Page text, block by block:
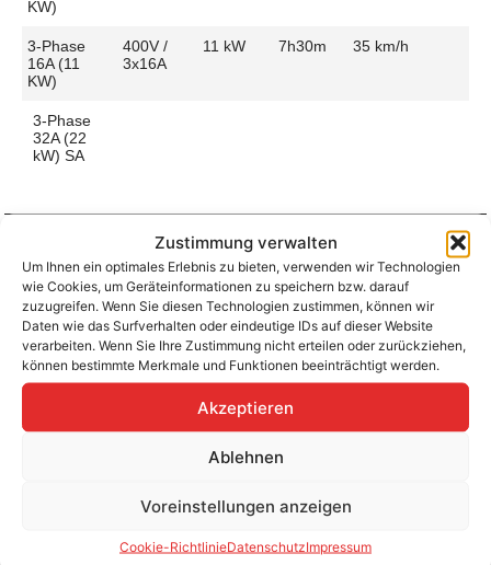
Zustimmung verwalten
Um Ihnen ein optimales Erlebnis zu bieten, verwenden wir Technologien
wie Cookies, um Geräteinformationen zu speichern bzw. darauf
zuzugreifen. Wenn Sie diesen Technologien zustimmen, können wir
Daten wie das Surfverhalten oder eindeutige IDs auf dieser Website
verarbeiten. Wenn Sie Ihre Zustimmung nicht erteilen oder zurückziehen,
können bestimmte Merkmale und Funktionen beeinträchtigt werden.
Akzeptieren
Ablehnen
Voreinstellungen anzeigen
Cookie-RichtlinieDatenschutzImpressum
KW)
3-Phase
16A (11
KW)
400V /
3x16A
11 kW 7h30m 35 km/h
3-Phase
32A (22
kW) SA
Aufladen zu Hause / am Fahrtziel
Ladeanschluss Type 2
Platzierung
Left Side
– Front
Ladezeit (0-
>490 Km)
7h30m
Ladegeschwindigkeit36 km/h
Schnellladen
>392 Km)